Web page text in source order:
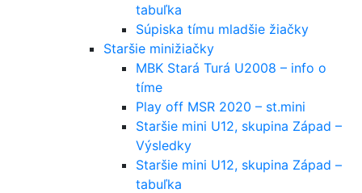
tabuľka
Súpiska tímu mladšie žiačky
Staršie minižiačky
MBK Stará Turá U2008 – info o
tíme
Play off MSR 2020 – st.mini
Staršie mini U12, skupina Západ –
Výsledky
Staršie mini U12, skupina Západ –
tabuľka